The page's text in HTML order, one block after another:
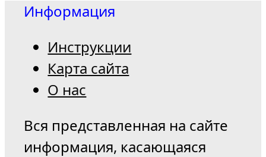
Информация
Инструкции
Карта сайта
О нас
Вся представленная на сайте
информация, касающаяся